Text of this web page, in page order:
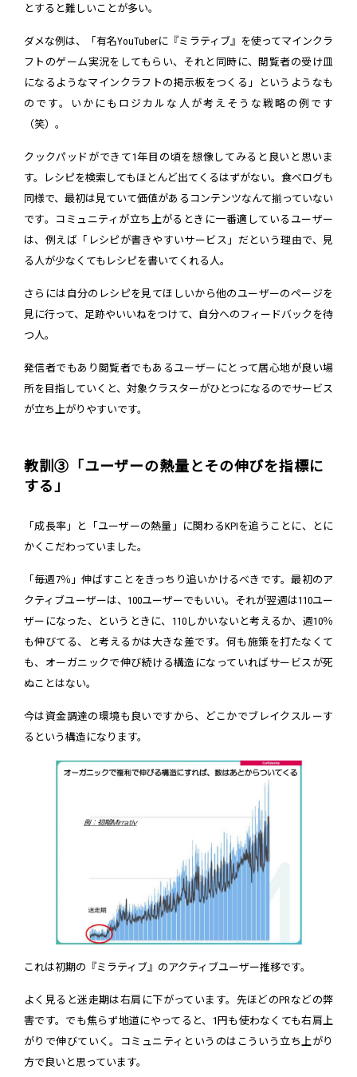
とすると難しいことが多い。
ダメな例は、「有名YouTuberに『ミラティブ』を使ってマインクラ
フトのゲーム実況をしてもらい、それと同時に、閲覧者の受け皿
になるようなマインクラフトの掲示板をつくる」というようなも
のです。いかにもロジカルな人が考えそうな戦略の例です
（笑）。
クックパッドができて1年目の頃を想像してみると良いと思いま
す。レシピを検索してもほとんど出てくるはずがない。食べログも
同様で、最初は見ていて価値があるコンテンツなんて揃っていない
です。コミュニティが立ち上がるときに一番適しているユーザー
は、例えば「レシピが書きやすいサービス」だという理由で、見
る人が少なくてもレシピを書いてくれる人。
さらには自分のレシピを見てほしいから他のユーザーのページを
見に行って、足跡やいいねをつけて、自分へのフィードバックを待
つ人。
発信者でもあり閲覧者でもあるユーザーにとって居心地が良い場
所を目指していくと、対象クラスターがひとつになるのでサービス
が立ち上がりやすいです。
教訓③「ユーザーの熱量とその伸びを指標に
する」
「成長率」と「ユーザーの熱量」に関わるKPIを追うことに、とに
かくこだわっていました。
「毎週7％」伸ばすことをきっちり追いかけるべきです。最初のア
クティブユーザーは、100ユーザーでもいい。それが翌週は110ユー
ザーになった、というときに、110しかいないと考えるか、週10％
も伸びてる、と考えるかは大きな差です。何も施策を打たなくて
も、オーガニックで伸び続ける構造になっていればサービスが死
ぬことはない。
今は資金調達の環境も良いですから、どこかでブレイクスルーす
るという構造になります。
これは初期の『ミラティブ』のアクティブユーザー推移です。
よく見ると迷走期は右肩に下がっています。先ほどのPRなどの弊
害です。でも焦らず地道にやってると、1円も使わなくても右肩上
がりで伸びていく。コミュニティというのはこういう立ち上がり
方で良いと思っています。